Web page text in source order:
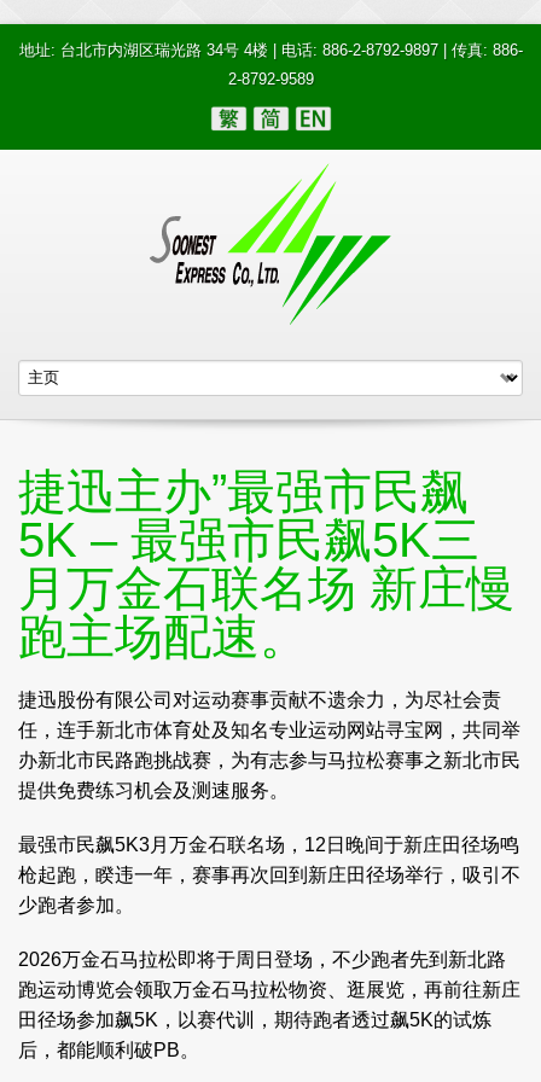
地址: 台北市内湖区瑞光路 34号 4楼 | 电话: 886-2-8792-9897 | 传真: 886-
2-8792-9589
捷迅主办”最强市民飙
5K – 最强市民飙5K三
月万金石联名场 新庄慢
跑主场配速。
捷迅股份有限公司对运动赛事贡献不遗余力，为尽社会责
任，连手新北市体育处及知名专业运动网站寻宝网，共同举
办新北市民路跑挑战赛，为有志参与马拉松赛事之新北市民
提供免费练习机会及测速服务。
最强市民飙5K3月万金石联名场，12日晚间于新庄田径场鸣
枪起跑，睽违一年，赛事再次回到新庄田径场举行，吸引不
少跑者参加。
2026万金石马拉松即将于周日登场，不少跑者先到新北路
跑运动博览会领取万金石马拉松物资、逛展览，再前往新庄
田径场参加飙5K，以赛代训，期待跑者透过飙5K的试炼
后，都能顺利破PB。